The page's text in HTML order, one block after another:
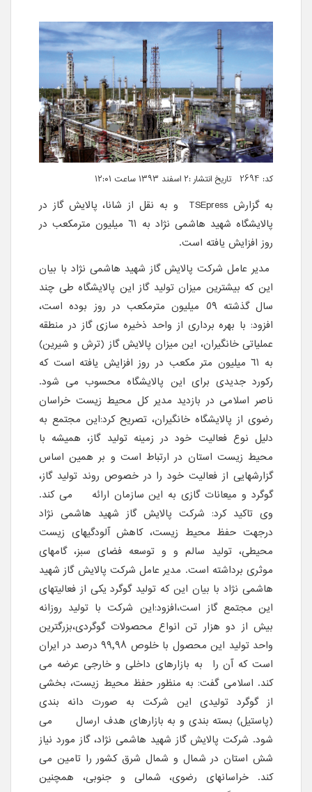
کد: 2694 تاریخ انتشار :۲ اسفند ۱۳۹۳ ساعت ۱۲:۰۱
به گزارش TSEpress و به نقل از شانا،
پالایش گاز در
پالایشگاه شهید هاشمی نژاد به ٦١ میلیون مترمکعب در
روز افزایش یافته است.
مدیر عامل شرکت پالایش گاز شهید هاشمی نژاد با بیان
این که بیشترین میزان تولید گاز این پالایشگاه طی چند
سال گذشته ٥٩ میلیون مترمکعب در روز بوده است،
افزود: با بهره برداری از واحد ذخیره سازی گاز در منطقه
عملیاتی خانگیران، این میزان پالایش گاز (ترش و شیرین)
به ٦١ میلیون متر مکعب در روز افزایش یافته است که
رکورد جدیدی برای این پالایشگاه محسوب می شود.
ناصر اسلامی در بازدید مدیر کل محیط زیست خراسان
رضوی از پالایشگاه خانگیران، تصریح کرد:این مجتمع به
دلیل نوع فعالیت خود در زمینه تولید گاز، همیشه با
محیط زیست استان در ارتباط است و بر همین اساس
گزارشهایی از فعالیت خود را در خصوص روند تولید گاز،
گوگرد و میعانات گازی به این سازمان ارائه می کند.
وی تاکید کرد: شرکت پالایش گاز شهید هاشمی نژاد
درجهت حفظ محیط زیست، کاهش آلودگیهای زیست
محیطی، تولید سالم و و توسعه فضای سبز، گامهای
موثری برداشته است. مدیر عامل شرکت پالایش گاز شهید
هاشمی نژاد با بیان این که تولید گوگرد یکی از فعالیتهای
این مجتمع گاز است،افزود:این شرکت با تولید روزانه
بیش از دو هزار تن انواع محصولات گوگردی،بزرگترین
واحد تولید این محصول با خلوص ٩٩,٩٨ درصد در ایران
است که آن را به بازارهای داخلی و خارجی عرضه می
کند. اسلامی گفت: به منظور حفظ محیط زیست، بخشی
از گوگرد تولیدی این شرکت به صورت دانه بندی
(پاستیل) بسته بندی و به بازارهای هدف ارسال می
شود. شرکت پالایش گاز شهید هاشمی نژاد، گاز مورد نیاز
شش استان در شمال و شمال شرق کشور را تامین می
کند. خراسانهای رضوی، شمالی و جنوبی، همچنین